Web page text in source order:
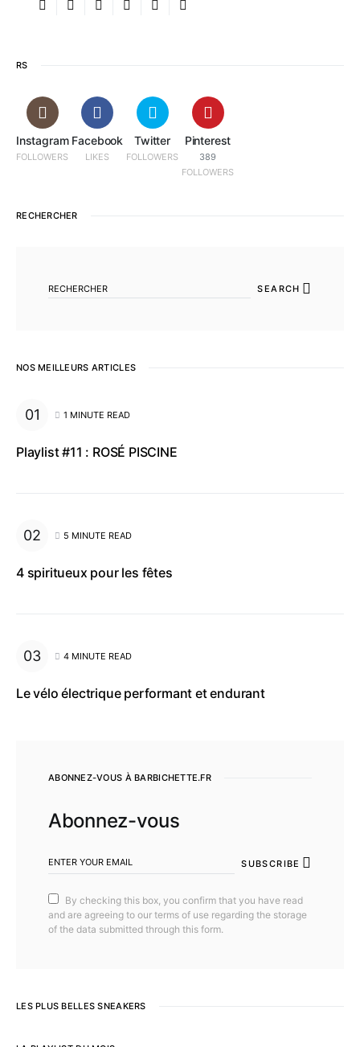
RS
Instagram
FOLLOWERS
Facebook
LIKES
Twitter
FOLLOWERS
Pinterest
389
FOLLOWERS
RECHERCHER
SEARCH
NOS MEILLEURS ARTICLES
1 MINUTE READ
Playlist #11 : ROSÉ PISCINE
5 MINUTE READ
4 spiritueux pour les fêtes
4 MINUTE READ
Le vélo électrique performant et endurant
ABONNEZ-VOUS À BARBICHETTE.FR
Abonnez-vous
SUBSCRIBE
By checking this box, you confirm that you have read
and are agreeing to our terms of use regarding the storage
of the data submitted through this form.
LES PLUS BELLES SNEAKERS